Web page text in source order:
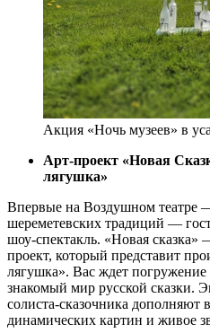
Акция «Ночь музеев» в
Арт-проект «Новая
лягушка»
Впервые на Воздушном театре
шереметевских традиций —
шоу-спектакль. «Новая
проект, который представит
лягушка». Вас ждет погружение
знакомый мир русской сказки.
солиста-сказочника дополняют
динамических картин и живое